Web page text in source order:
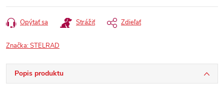
Opýtať sa Strážiť Zdieľať
Značka:STELRAD
Popis produktu